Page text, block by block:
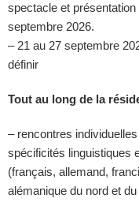
spectacle et
septembre 2026.
– 21 au 27 septembre
définir
Tout au long de la
– rencontres
spécificités linguistiques
(français, allemand,
alémanique du nord et